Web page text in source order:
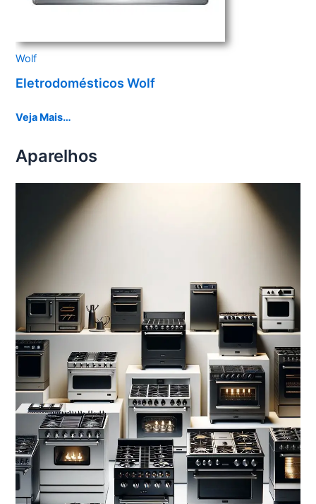
Wolf
Eletrodomésticos Wolf
Veja Mais…
Aparelhos